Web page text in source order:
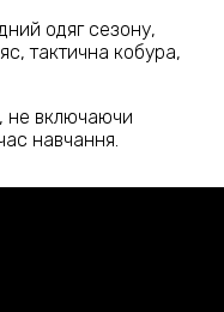
одяг сезону,
тактична кобура,
не включаючи
навчання.